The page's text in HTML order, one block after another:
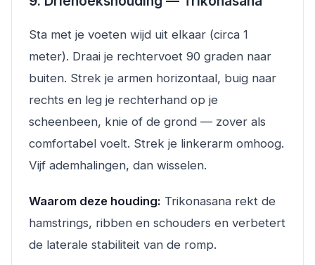
Sta met je voeten wijd uit elkaar (circa 1
meter). Draai je rechtervoet 90 graden naar
buiten. Strek je armen horizontaal, buig naar
rechts en leg je rechterhand op je
scheenbeen, knie of de grond — zover als
comfortabel voelt. Strek je linkerarm omhoog.
Vijf ademhalingen, dan wisselen.
Waarom deze houding: Trikonasana rekt de
hamstrings, ribben en schouders en verbetert
de laterale stabiliteit van de romp.